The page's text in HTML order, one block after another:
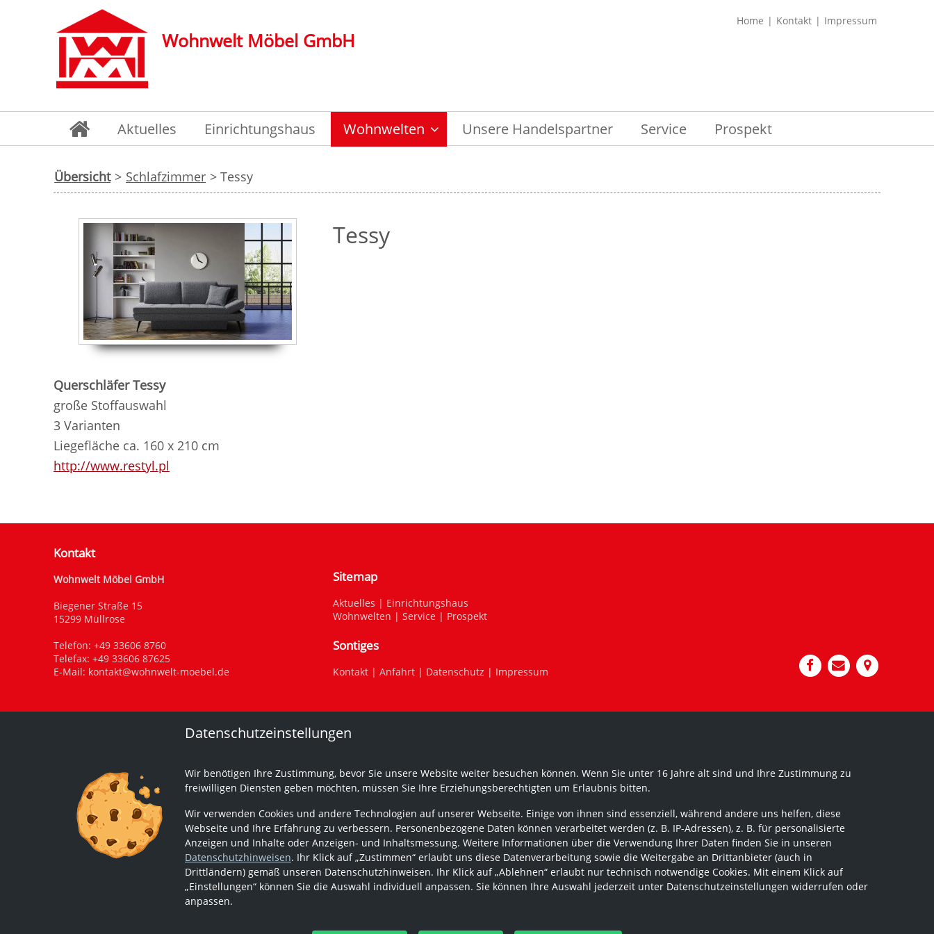
Home Kontakt Impressum
Wohnwelt Möbel GmbH
Aktuelles Einrichtungshaus Wohnwelten Unsere Handelspartner Service Prospekt
Übersicht > Schlafzimmer > Tessy
Tessy
Querschläfer Tessy
große Stoffauswahl
3 Varianten
Liegefläche ca. 160 x 210 cm
http://www.restyl.pl
Kontakt
Wohnwelt Möbel GmbH
Biegener Straße 15
15299 Müllrose
Telefon: +49 33606 8760
Telefax: +49 33606 87625
E-Mail: kontakt@wohnwelt-moebel.de
Sitemap
Aktuelles | Einrichtungshaus
Wohnwelten | Service | Prospekt
Sontiges
Kontakt| Anfahrt| Datenschutz | Impressum
Datenschutzeinstellungen
Wir benötigen Ihre Zustimmung, bevor Sie unsere Website weiter besuchen können. Wenn Sie unter 16 Jahre alt sind und Ihre Zustimmung zu
freiwilligen Diensten geben möchten, müssen Sie Ihre Erziehungsberechtigten um Erlaubnis bitten.
Wir verwenden Cookies und andere Technologien auf unserer Webseite. Einige von ihnen sind essenziell, während andere uns helfen, diese
Webseite und Ihre Erfahrung zu verbessern. Personenbezogene Daten können verarbeitet werden (z. B. IP-Adressen), z. B. für personalisierte
Anzeigen und Inhalte oder Anzeigen- und Inhaltsmessung. Weitere Informationen über die Verwendung Ihrer Daten finden Sie in unseren
Datenschutzhinweisen. Ihr Klick auf „Zustimmen“ erlaubt uns diese Datenverarbeitung sowie die Weitergabe an Drittanbieter (auch in
Drittländern) gemäß unseren Datenschutzhinweisen. Ihr Klick auf „Ablehnen“ erlaubt nur technisch notwendige Cookies. Mit einem Klick auf
„Einstellungen“ können Sie die Auswahl individuell anpassen. Sie können Ihre Auswahl jederzeit unter Datenschutzeinstellungen widerrufen oder
anpassen.